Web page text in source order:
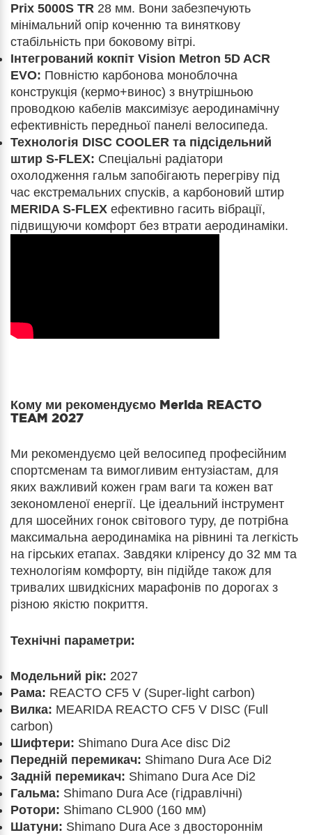
Prix 5000S TR 28 мм. Вони забезпечують
мінімальний опір коченню та виняткову
стабільність при боковому вітрі.
Інтегрований кокпіт Vision Metron 5D ACR
EVO: Повністю карбонова моноблочна
конструкція (кермо+винос) з внутрішньою
проводкою кабелів максимізує аеродинамічну
ефективність передньої панелі велосипеда.
Технологія DISC COOLER та підсідельний
штир S-FLEX: Спеціальні радіатори
охолодження гальм запобігають перегріву під
час екстремальних спусків, а карбоновий штир
MERIDA S-FLEX ефективно гасить вібрації,
підвищуючи комфорт без втрати аеродинаміки.
Кому ми рекомендуємо Merida REACTO
TEAM 2027
Ми рекомендуємо цей велосипед професійним
спортсменам та вимогливим ентузіастам, для
яких важливий кожен грам ваги та кожен ват
зекономленої енергії. Це ідеальний інструмент
для шосейних гонок світового туру, де потрібна
максимальна аеродинаміка на рівнині та легкість
на гірських етапах. Завдяки кліренсу до 32 мм та
технологіям комфорту, він підійде також для
тривалих швидкісних марафонів по дорогах з
різною якістю покриття.
Технічні параметри:
Модельний рік: 2027
Рама: REACTO CF5 V (Super-light carbon)
Вилка: MEARIDA REACTO CF5 V DISC (Full
carbon)
Шифтери: Shimano Dura Ace disc Di2
Передній перемикач: Shimano Dura Ace Di2
Задній перемикач: Shimano Dura Ace Di2
Гальма: Shimano Dura Ace (гідравлічні)
Ротори: Shimano CL900 (160 мм)
Шатуни: Shimano Dura Ace з двостороннім